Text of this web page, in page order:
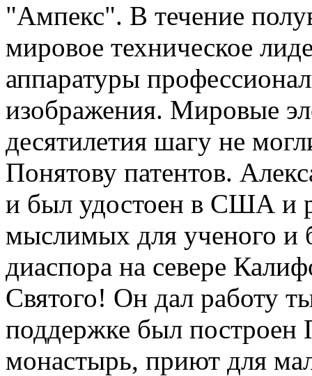
"Ампекс". В течение
мировое техническое
аппаратуры
изображения. Мировые
десятилетия шагу не
Понятову патентов.
и был удостоен в США и
мыслимых для ученого и
диаспора на севере
Святого! Он дал работу
поддержке был
монастырь, приют для